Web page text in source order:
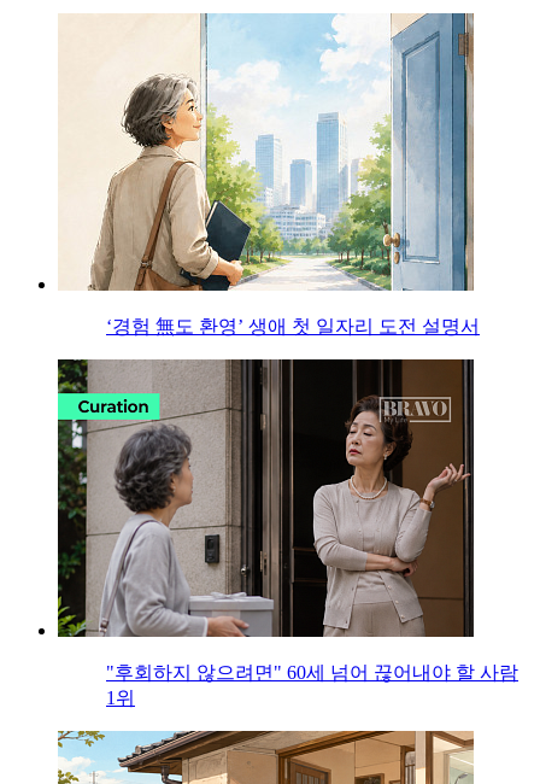
‘경험 無도 환영’ 생애 첫 일자리 도전 설명서
"후회하지 않으려면" 60세 넘어 끊어내야 할 사람
1위